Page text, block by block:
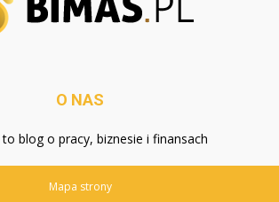
O NAS
blog o pracy, biznesie i finansach
Mapa strony